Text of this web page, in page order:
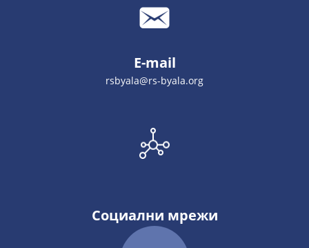
E-mail
rsbyala@rs-byala.org
Социални мрежи